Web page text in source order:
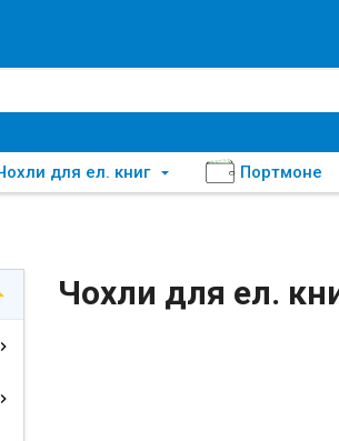
для ел. книг Портмоне
Чохли для ел.